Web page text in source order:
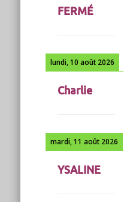
FERMÉ
lundi, 10 août 2026
Charlie
mardi, 11 août 2026
YSALINE